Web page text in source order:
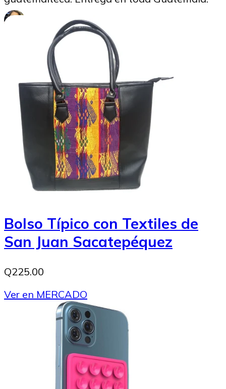
Marysabel Aldana
02/10/2025
Bolso Típico con Textiles de
San Juan Sacatepéquez
Q225.00
Ver en MERCADO